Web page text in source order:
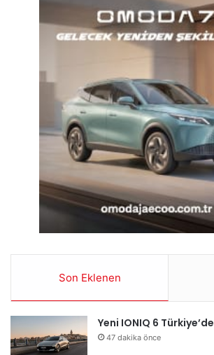
Son Eklenen
Yeni IONIQ 6 Türkiye’de
47 dakika önce